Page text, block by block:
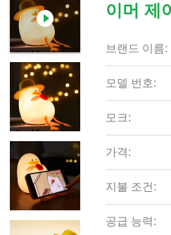
이머 제
브랜드 이름:
모델 번호:
모크:
가격:
지불 조건:
공급 능력: